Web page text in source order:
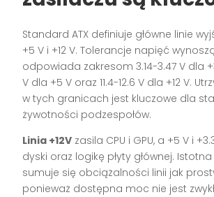
Standard ATX definiuje główne linie
+5 V i +12 V. Tolerancje napięć
odpowiada zakresom 3.14-3.47 V dla
V dla +5 V oraz 11.4-12.6 V dla +12 V.
w tych granicach jest kluczowe dla
żywotności podzespołów.
Linia +12V zasila CPU i GPU, a +5 V i
dyski oraz logikę płyty głównej.
sumuje się obciążalności linii jak
ponieważ dostępna moc nie jest